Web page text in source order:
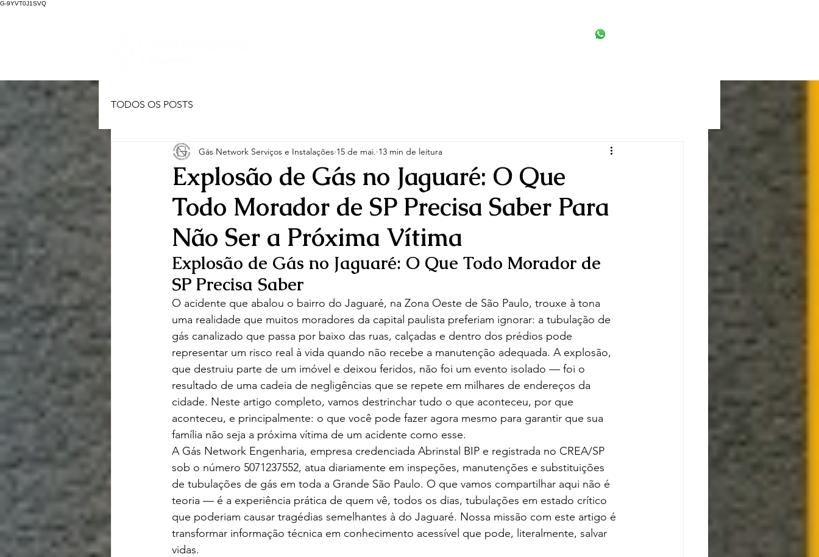
G-9YVT0J1SVQ
TODOS OS POSTS
Explosão de Gás no Jaguaré: O Que
Todo Morador de SP Precisa Saber Para
Não Ser a Próxima Vítima
Gás Network Serviços e Instalações 15 de mai. 13 min de leitura
Explosão de Gás no Jaguaré: O Que Todo Morador de
SP Precisa Saber
O acidente que abalou o bairro do Jaguaré, na Zona Oeste de São Paulo, trouxe à tona
uma realidade que muitos moradores da capital paulista preferiam ignorar: a tubulação de
gás canalizado que passa por baixo das ruas, calçadas e dentro dos prédios pode
representar um risco real à vida quando não recebe a manutenção adequada. A explosão,
que destruiu parte de um imóvel e deixou feridos, não foi um evento isolado — foi o
resultado de uma cadeia de negligências que se repete em milhares de endereços da
cidade. Neste artigo completo, vamos destrinchar tudo o que aconteceu, por que
aconteceu, e principalmente: o que você pode fazer agora mesmo para garantir que sua
família não seja a próxima vítima de um acidente como esse.
A Gás Network Engenharia, empresa credenciada Abrinstal BIP e registrada no CREA/SP
sob o número 5071237552, atua diariamente em inspeções, manutenções e substituições
de tubulações de gás em toda a Grande São Paulo. O que vamos compartilhar aqui não é
teoria — é a experiência prática de quem vê, todos os dias, tubulações em estado crítico
que poderiam causar tragédias semelhantes à do Jaguaré. Nossa missão com este artigo é
transformar informação técnica em conhecimento acessível que pode, literalmente, salvar
vidas.